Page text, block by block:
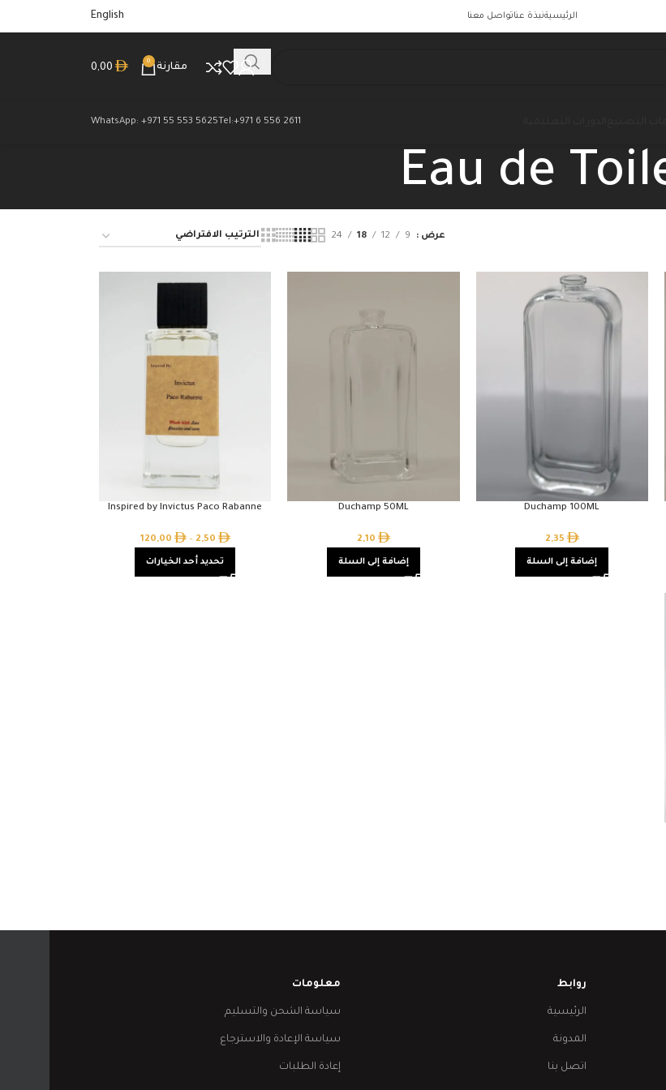
الرئيسيةنبذة عناتواصل معنا English
مقارنة
0
0,00
Tel:+971 6 556 2611
WhatsApp: +971 55 553 5625
Eau de
عرض 9
12
18
24
Duchamp 100ML
2,35
إضافة إلى السلة
Duchamp 50ML
2,10
إضافة إلى السلة
Inspired by Invictus Paco Rabanne
2,50
–
120,00
تحديد أحد الخيارات
روابط
الرئيسية
المدونة
اتصل بنا
معلومات
سياسة الشحن والتسليم
سياسة الإعادة والاسترجاع
إعادة الطلبات